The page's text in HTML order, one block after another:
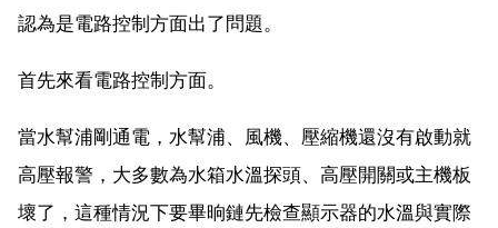
認為是電路控制方面出了問題。
首先來看電路控制方面。
當水幫浦剛通電，水幫浦、風機、壓縮機還沒有啟動就
高壓報警，大多數為水箱水溫探頭、高壓開關或主機板
壞了，這種情況下要畢晌鏈先檢查顯示器的水溫與實際